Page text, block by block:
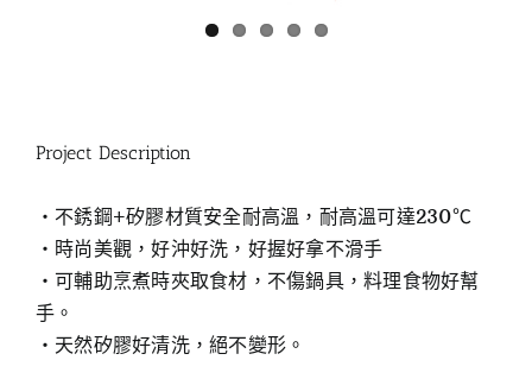
Project Description
‧不銹鋼+矽膠材質安全耐高溫，耐高溫可達230℃
‧時尚美觀，好沖好洗，好握好拿不滑手
‧可輔助烹煮時夾取食材，不傷鍋具，料理食物好幫
手。
‧天然矽膠好清洗，絕不變形。